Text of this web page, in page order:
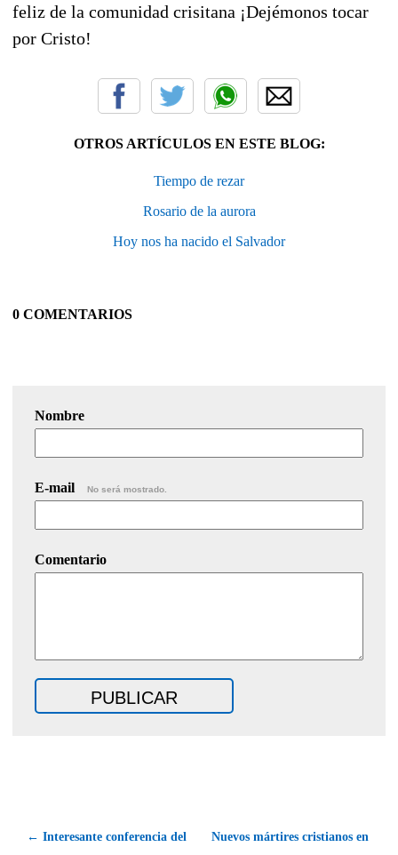
feliz de la comunidad crisitana ¡Dejémonos tocar
por Cristo!
OTROS ARTÍCULOS EN ESTE BLOG:
Tiempo de rezar
Rosario de la aurora
Hoy nos ha nacido el Salvador
0 COMENTARIOS
Nombre
E-mail No será mostrado.
Comentario
← Interesante conferencia del
Nuevos mártires cristianos en